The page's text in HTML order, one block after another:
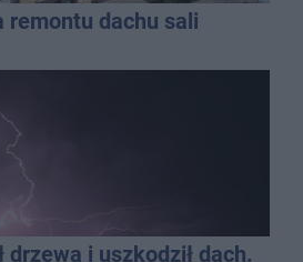
dachu sali
drzewa i uszkodził dach.